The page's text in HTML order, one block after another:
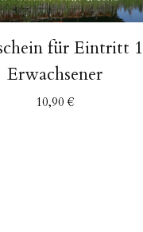
für Eintritt 1
Erwachsener
10,90€